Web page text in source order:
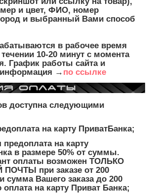
и цвет, ФИО, номер
и выбранный Вами способ
в рабочее время
10-20 минут с момента
График работы сайта и
информация → по ссылке
доступна следующими
на карту ПриватБанка;
предоплата на карту
в размере 50% от суммы.
оплаты возможен ТОЛЬКО
при заказе от 200
сумма Вашего заказа до 200
оплата на карту Приват Банка;